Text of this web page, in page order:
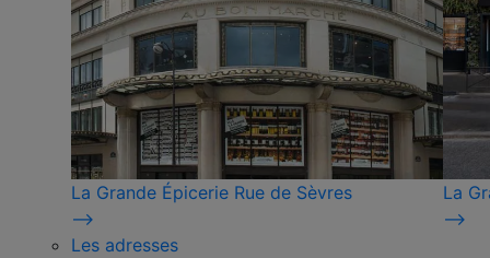
La Grande Épicerie Rue de Sèvres
⟶
La
⟶
Les adresses